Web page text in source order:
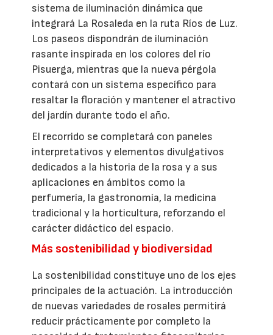
sistema de iluminación dinámica que
integrará La Rosaleda en la ruta Ríos de Luz.
Los paseos dispondrán de iluminación
rasante inspirada en los colores del río
Pisuerga, mientras que la nueva pérgola
contará con un sistema específico para
resaltar la floración y mantener el atractivo
del jardín durante todo el año.
El recorrido se completará con paneles
interpretativos y elementos divulgativos
dedicados a la historia de la rosa y a sus
aplicaciones en ámbitos como la
perfumería, la gastronomía, la medicina
tradicional y la horticultura, reforzando el
carácter didáctico del espacio.
Más sostenibilidad y biodiversidad
La sostenibilidad constituye uno de los ejes
principales de la actuación. La introducción
de nuevas variedades de rosales permitirá
reducir prácticamente por completo la